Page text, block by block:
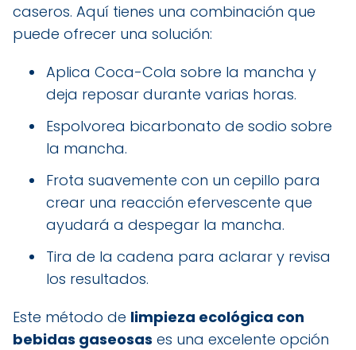
caseros. Aquí tienes una combinación que
puede ofrecer una solución:
Aplica Coca-Cola sobre la mancha y
deja reposar durante varias horas.
Espolvorea bicarbonato de sodio sobre
la mancha.
Frota suavemente con un cepillo para
crear una reacción efervescente que
ayudará a despegar la mancha.
Tira de la cadena para aclarar y revisa
los resultados.
Este método de limpieza ecológica con
bebidas gaseosas es una excelente opción